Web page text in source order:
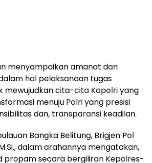
menyampaikan amanat dan
hal pelaksanaan tugas
mewujudkan cita-cita Kapolri yang
menuju Polri yang presisi
dan, transparansi keadilan.
Bangka Belitung, Brigjen Pol
dalam arahannya mengatakan,
propam secara bergiliran Kepolres-